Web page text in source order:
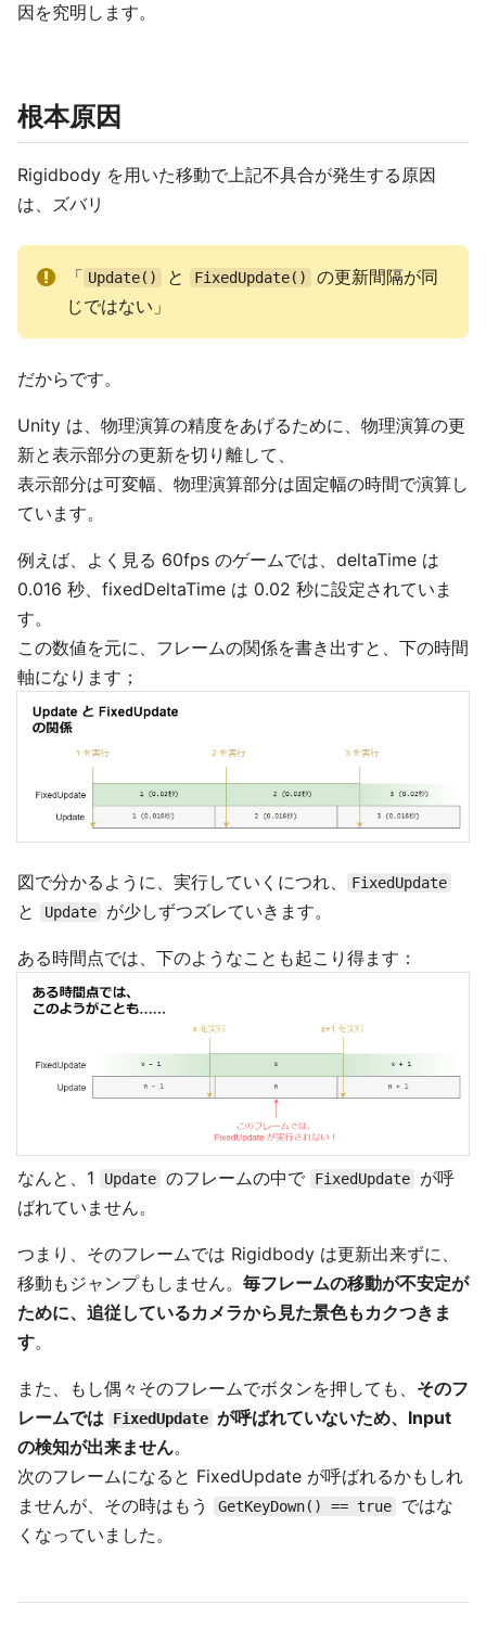
因を究明します。
根本原因
Rigidbody を用いた移動で上記不具合が発生する原因
は、ズバリ
「 Update() と FixedUpdate()
の更新間隔が同
じではない」
だからです。
Unity は、物理演算の精度をあげるために、物理演算の更
新と表示部分の更新を切り離して、
表示部分は可変幅、物理演算部分は固定幅の時間で演算し
ています。
例えば、よく見る 60fps のゲームでは、deltaTime は
0.016 秒、fixedDeltaTime は 0.02 秒に設定されていま
す。
この数値を元に、フレームの関係を書き出すと、下の時間
軸になります；
図で分かるように、実行していくにつれ、 FixedUpdate
と Update が少しずつズレていきます。
ある時間点では、下のようなことも起こり得ます：
なんと、1 Update のフレームの中で FixedUpdate
が呼
ばれていません。
つまり、そのフレームでは Rigidbody は更新出来ずに、
移動もジャンプもしません。 毎フレームの移動が不安定が
ために、追従しているカメラから見た景色もカクつきま
す。
また、もし偶々そのフレームでボタンを押しても、 そのフ
レームでは FixedUpdate が呼ばれていないため、Input
の検知が出来ません。
次のフレームになると FixedUpdate が呼ばれるかもしれ
ませんが、その時はもう
GetKeyDown() == true
ではな
くなっていました。